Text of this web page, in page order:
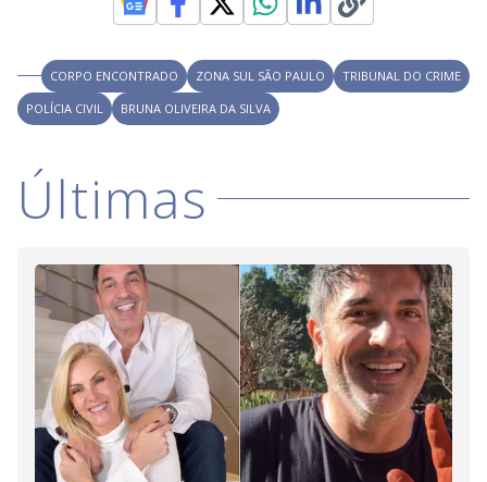
CORPO ENCONTRADO ZONA SUL SÃO PAULO
TRIBUNAL DO CRIME
POLÍCIA CIVIL
BRUNA OLIVEIRA DA SILVA
Últimas